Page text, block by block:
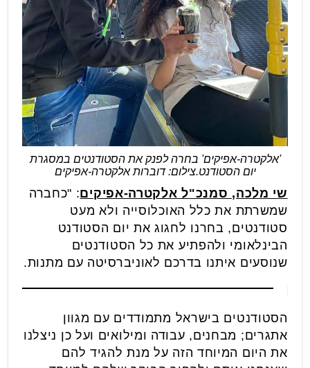
'אלקטרה-אפיקים' בחרה לפנק את הסטודנטים במסגרת
יום הסטודנט.צילום: דוברות אלקטרה-אפיקים
שי מלכה, סמנכ"ל אלקטרה-אפיקים: "כחברה
שמשרתת את כלל האוכלוסייה ולא מעט
סטודנטים, בחרנו לחגוג את יום הסטודנט
הבינלאומי ולהפתיע את כל הסטודנטים
שנוסעים איתנו בדרכם לאוניברסיטה עם מתנות.
הסטודנטים בישראל מתמודדים עם מגוון
אתגרים; מבחנים, עבודה ומילואים ועל כן ניצלנו
את היום המיוחד הזה על מנת להגיד להם